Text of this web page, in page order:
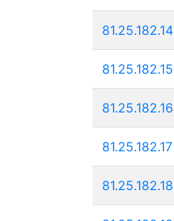
81.25.182.14
81.25.182.15
81.25.182.16
81.25.182.17
81.25.182.18